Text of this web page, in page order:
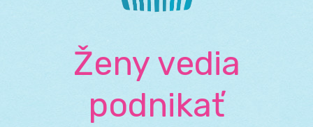
Ženy vedia
podnikať